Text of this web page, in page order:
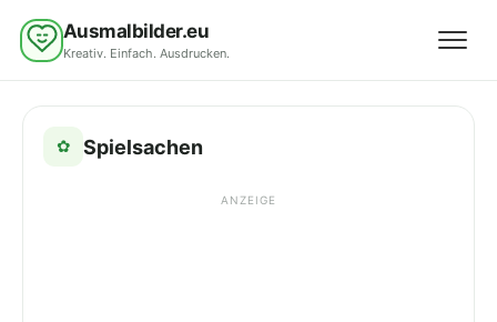
Ausmalbilder.eu
Kreativ. Einfach. Ausdrucken.
✿ Spielsachen
ANZEIGE